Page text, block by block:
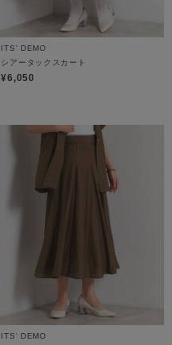
ITS' DEMO
シアータックスカート
¥6,050
ITS' DEMO